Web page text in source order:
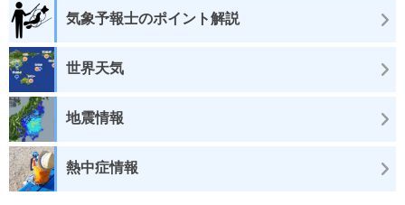
気象予報士のポイント解説
世界天気
地震情報
熱中症情報